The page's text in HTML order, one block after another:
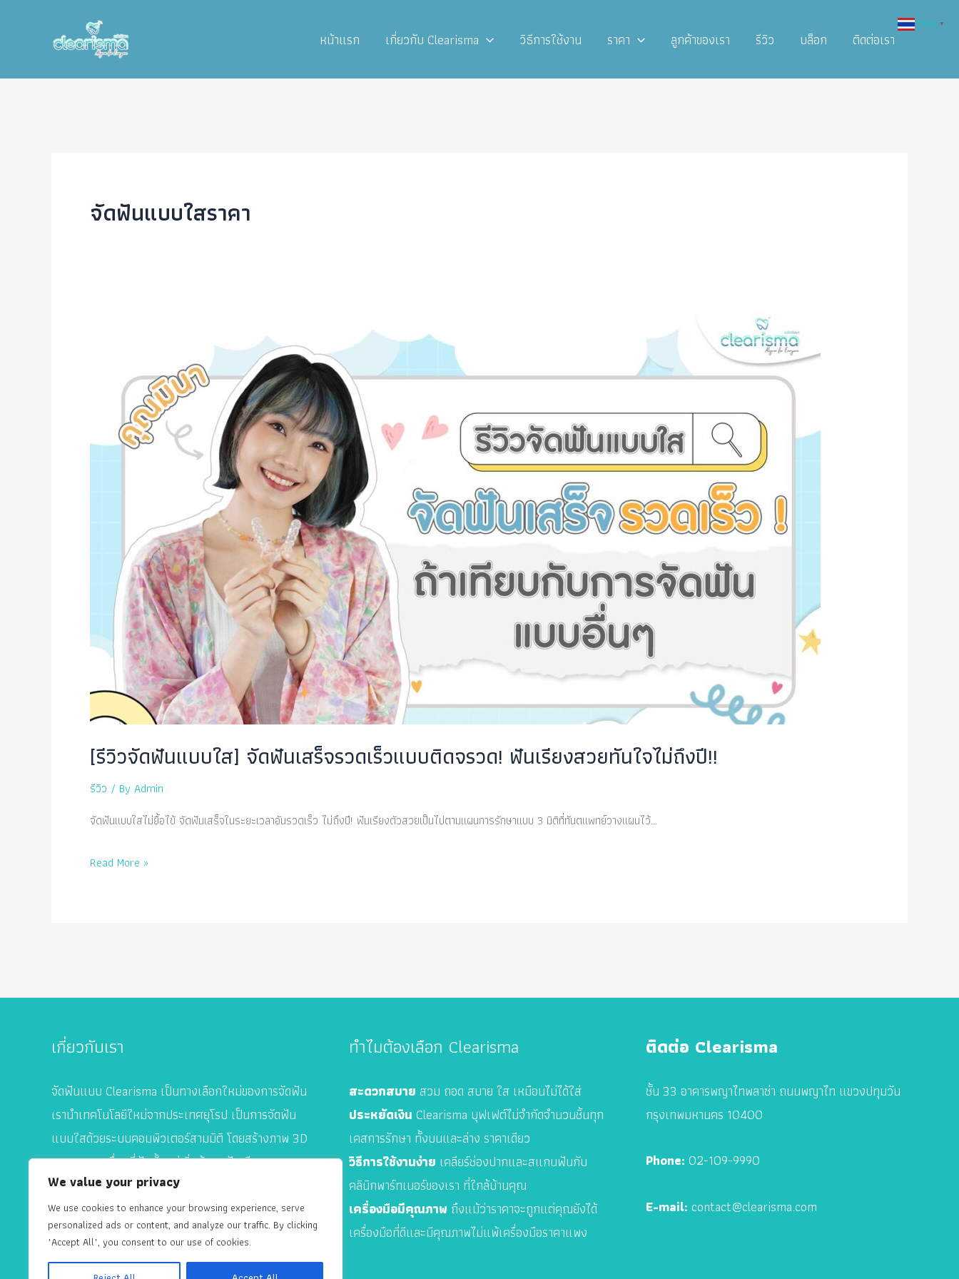
We value your privacy
We use cookies to enhance your browsing experience, serve
personalized ads or content, and analyze our traffic. By clicking
"Accept All", you consent to our use of cookies.
หน้าแรก เกี่ยวกับ Clearisma วิธีการใช้งาน ราคา ลูกค้าของเรา รีวิว บล็อก ติดต่อเรา
จัดฟันแบบใสราคา
[รีวิวจัดฟันแบบใส] จัดฟันเสร็จรวดเร็วแบบติดจรวด! ฟันเรียงสวยทันใจไม่ถึงปี!!
รีวิว / By Admin
จัดฟันแบบใสไม่ยื้อไข้ จัดฟันเสร็จในระยะเวลาอันรวดเร็ว ไม่ถึงปี! ฟันเรียงตัวสวยเป็นไปตามแผนการรักษาแบบ 3 มิติที่ทันตแพทย์วางแผนไว้…
[รีวิว
แบบ
จรวด!
ฟัน
เรียง
ถึง
ปี!!
Read More »
เกี่ยวกับเรา
จัดฟันแบบ Clearisma เป็นทางเลือกใหม่ของการจัดฟัน
เรานำเทคโนโลยีใหม่จากประเทศยุโรป เป็นการจัดฟัน
แบบใสด้วยระบบคอมพิวเตอร์สามมิติ โดยสร้างภาพ 3D
แสดงการเคลื่อนที่ฟันตั้งแต่เริ่มต้นจนฟันเรียงสวย
สามารถวางแผนการเคลื่อนฟันได้แม่นยำ จะเป็นเครื่อง
มือจัดฟันใส ที่ออกแบบมาเฉพาะบุคคล
ทำไมต้องเลือก Clearisma
สะดวกสบาย สวม ถอด สบาย ใส เหมือนไม่ได้ใส่
ประหยัดเงิน Clearisma บุฟเฟต์ไม่จำกัดจำนวนชิ้นทุก
เคสการรักษา ทั้งบนและล่าง ราคาเดียว
วิธีการใช้งานง่าย เคลียร์ช่องปากและสแกนฟันกับ
คลินิกพาร์ทเนอร์ของเรา ที่ใกล้บ้านคุณ
เครื่องมือมีคุณภาพ ถึงแม้ว่าราคาจะถูกแต่คุณยังได้
เครื่องมือที่ดีและมีคุณภาพไม่แพ้เครื่องมือราคาแพง
ติดต่อ Clearisma
ชั้น 33 อาคารพญาไทพลาซ่า ถนนพญาไท แขวงปทุมวัน
กรุงเทพมหานคร 10400
Phone: 02-109-9990
E-mail: contact@clearisma.com
Thai ▼